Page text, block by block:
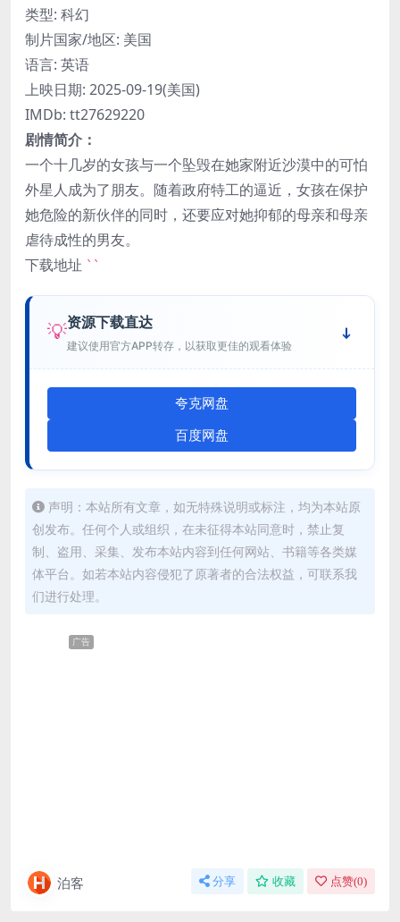
类型: 科幻
制片国家/地区: 美国
语言: 英语
上映日期: 2025-09-19(美国)
IMDb: tt27629220
剧情简介：
一个十几岁的女孩与一个坠毁在她家附近沙漠中的可怕
外星人成为了朋友。随着政府特工的逼近，女孩在保护
她危险的新伙伴的同时，还要应对她抑郁的母亲和母亲
虐待成性的男友。
下载地址 ``
💡资源下载直达
建议使用官方APP转存，以获取更佳的观看体验
夸克网盘
百度网盘
声明：本站所有文章，如无特殊说明或标注，均为本站原
创发布。任何个人或组织，在未征得本站同意时，禁止复
制、盗用、采集、发布本站内容到任何网站、书籍等各类媒
体平台。如若本站内容侵犯了原著者的合法权益，可联系我
们进行处理。
广告
泊客 分享 收藏 点赞(0)